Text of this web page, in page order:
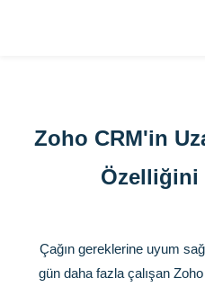
Zoho CRM'in
Özelliğini
Çağın gereklerine uyum
gün daha fazla çalışan